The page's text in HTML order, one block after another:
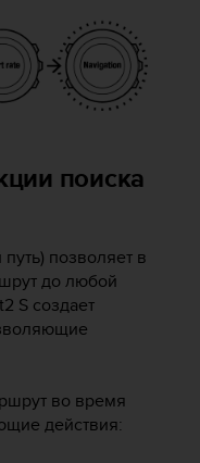
поиска
позволяет в
до любой
S создает
во время
действия: